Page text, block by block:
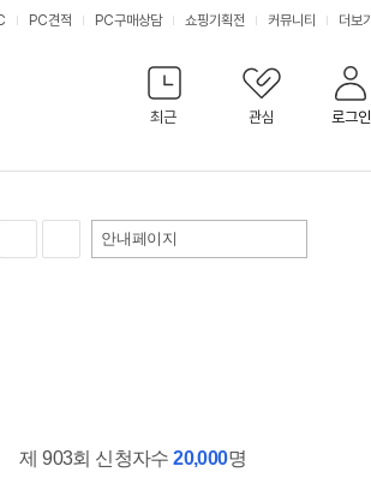
최근 관심 로그인
PC견적 PC구매상담 쇼핑기획전 커뮤니티 더보기
안내페이지
제 903회 신청자수20,000명